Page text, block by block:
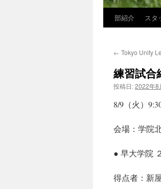
部紹介 スタ
← Tokyo Unity
練習試合
投稿日:2022年8
8/9（火）
会場：学院
● 早大学院
得点者：新